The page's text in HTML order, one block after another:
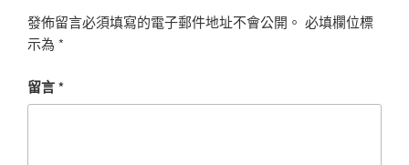
發佈留言必須填寫的電子郵件地址不會公開。 必填欄位標
示為 *
留言*